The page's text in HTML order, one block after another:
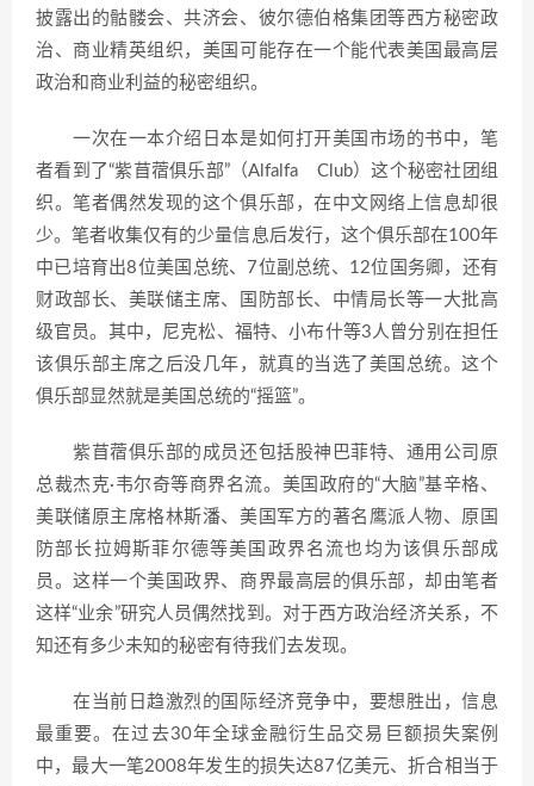
披露出的骷髅会、共济会、彼尔德伯格集团等西方秘密政
治、商业精英组织，美国可能存在一个能代表美国最高层
政治和商业利益的秘密组织。
一次在一本介绍日本是如何打开美国市场的书中，笔
者看到了“紫苜蓿俱乐部”（Alfalfa Club）这个秘密社团组
织。笔者偶然发现的这个俱乐部，在中文网络上信息却很
少。笔者收集仅有的少量信息后发行，这个俱乐部在100年
中已培育出8位美国总统、7位副总统、12位国务卿，还有
财政部长、美联储主席、国防部长、中情局长等一大批高
级官员。其中，尼克松、福特、小布什等3人曾分别在担任
该俱乐部主席之后没几年，就真的当选了美国总统。这个
俱乐部显然就是美国总统的“摇篮”。
紫苜蓿俱乐部的成员还包括股神巴菲特、通用公司原
总裁杰克·韦尔奇等商界名流。美国政府的“大脑”基辛格、
美联储原主席格林斯潘、美国军方的著名鹰派人物、原国
防部长拉姆斯菲尔德等美国政界名流也均为该俱乐部成
员。这样一个美国政界、商界最高层的俱乐部，却由笔者
这样“业余”研究人员偶然找到。对于西方政治经济关系，不
知还有多少未知的秘密有待我们去发现。
在当前日趋激烈的国际经济竞争中，要想胜出，信息
最重要。在过去30年全球金融衍生品交易巨额损失案例
中，最大一笔2008年发生的损失达87亿美元、折合相当于